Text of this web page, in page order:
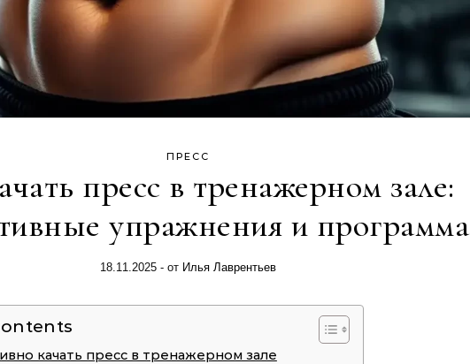
ПРЕСС
пресс в тренажерном зале:
упражнения и программа
18.11.2025 - от Илья Лаврентьев
качать пресс в тренажерном зале